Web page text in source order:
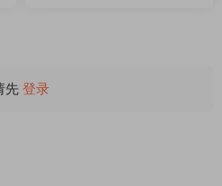
先 登录